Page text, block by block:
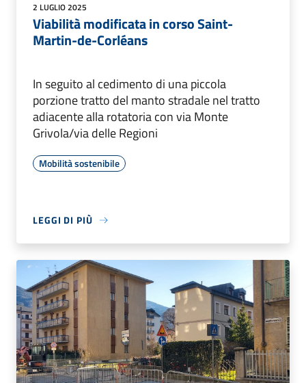
2 LUGLIO 2025
Viabilità modificata in corso Saint-
Martin-de-Corléans
In seguito al cedimento di una piccola
porzione tratto del manto stradale nel tratto
adiacente alla rotatoria con via Monte
Grivola/via delle Regioni
Mobilità sostenibile
LEGGI DI PIÙ